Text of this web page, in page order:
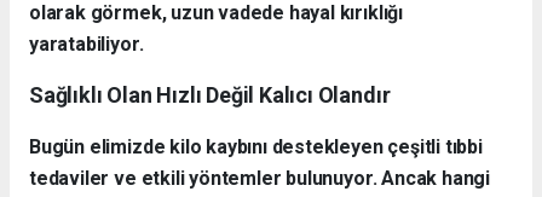
olarak görmek, uzun vadede hayal kırıklığı
yaratabiliyor.
Sağlıklı Olan Hızlı Değil Kalıcı Olandır
Bugün elimizde kilo kaybını destekleyen çeşitli tıbbi
tedaviler ve etkili yöntemler bulunuyor. Ancak hangi